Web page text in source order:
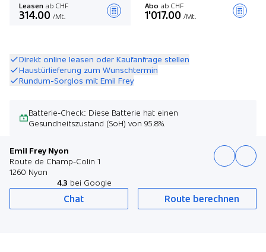
Leasen ab CHF
314.00 /Mt.
Abo ab CHF
1'017.00 /Mt.
Direkt online leasen oder Kaufanfrage stellen
Haustürlieferung zum Wunschtermin
Rundum-Sorglos mit Emil Frey
Batterie-Check: Diese Batterie hat einen
Gesundheitszustand (SoH) von 95.8%.
Emil Frey Nyon
Route de Champ-Colin 1
1260 Nyon
4.3 bei Google
Chat Route berechnen